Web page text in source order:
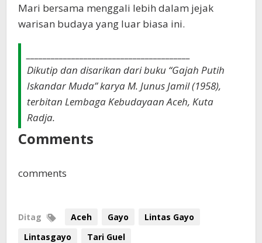
Mari bersama menggali lebih dalam jejak
warisan budaya yang luar biasa ini.
Dikutip dan disarikan dari buku “Gajah Putih
Iskandar Muda” karya M. Junus Jamil (1958),
terbitan Lembaga Kebudayaan Aceh, Kuta
Radja.
Comments
comments
Ditag Aceh Gayo
Lintas Gayo
Lintasgayo
Tari Guel